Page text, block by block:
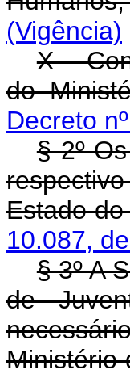
(Vigência)
X -
do
Decreto
§ 2º
Estado
10.087,
§ 3º A
de